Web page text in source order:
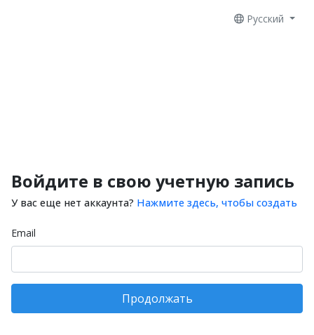
Русский
Войдите в свою учетную запись
У вас еще нет аккаунта? Нажмите здесь, чтобы создать
Email
Продолжать